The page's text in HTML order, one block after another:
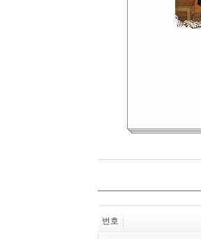
번호